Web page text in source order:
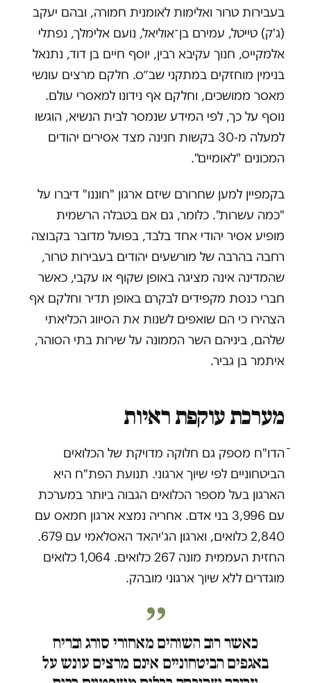
בעבירות טרור ואלימות לאומנית חמורה, ובהם יעקב
(ג'ק) טייטל, עמירם בן־אוליאל, נועם אלימלך, נפתלי
אלמקייס, חנוך עקיבא רבין, יוסף חיים בן דוד, נתנאל
בנימין מוחזקים במתקני שב״ס. חלקם מרצים עונשי
מאסר ממושכים, וחלקם אף נידונו למאסרי עולם.
נוסף על כך, לפי המידע שנמסר לבית הנשיא, הוגשו
למעלה מ-30 בקשות חנינה מצד אסירים יהודים
המכונים "לאומיים".
בקמפיין למען שחרורם שיזם ארגון "חוננו" דיברו על
"כמה עשרות". כלומר, גם אם בטבלה הרשמית
מופיע אסיר יהודי אחד בלבד, בפועל מדובר בקבוצה
רחבה בהרבה של מורשעים יהודים בעבירות טרור,
שהמדינה אינה מציגה באופן שקוף או עקבי, כאשר
חברי כנסת מקפידים לבקרם באופן תדיר וחלקם אף
הצהירו כי הם שואפים לשנות את הסיווג הכליאתי
שלהם, ביניהם השר הממונה על שירות בתי הסוהר,
איתמר בן גביר.
מערכת עוקפת ראיות
ֿהדו"ח מספק גם חלוקה מדויקת של הכלואים
הביטחוניים לפי שיוך ארגוני. תנועת הפת"ח היא
הארגון בעל מספר הכלואים הגבוה ביותר במערכת
עם 3,996 בני אדם. אחריה נמצא ארגון חמאס עם
2,840 כלואים, וארגון הג'יהאד האסלאמי עם 679.
החזית העממית מונה 267 כלואים. 1,064 כלואים
מוגדרים ללא שיוך ארגוני מובהק.
כאשר רוב השוהים מאחורי סורג ובריח
באגפים הביטחוניים אינם מרצים עונש על